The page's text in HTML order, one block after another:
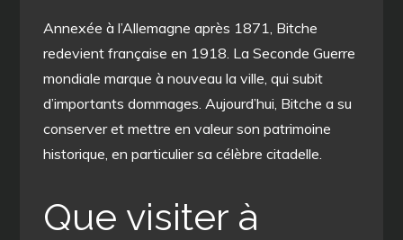
Annexée à l’Allemagne après 1871, Bitche
redevient française en 1918. La Seconde Guerre
mondiale marque à nouveau la ville, qui subit
d’importants dommages. Aujourd’hui, Bitche a su
conserver et mettre en valeur son patrimoine
historique, en particulier sa célèbre citadelle.
Que visiter à